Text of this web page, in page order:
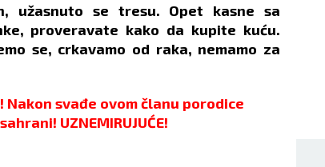
užasnuto se tresu. Opet kasne sa
proveravate kako da kupite kuću.
se, crkavamo od raka, nemamo za
Nakon svađe ovom članu porodice
UZNEMIRUJUĆE!